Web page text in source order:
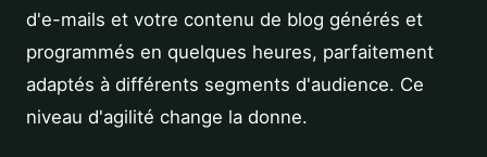
d'e-mails et votre contenu de blog générés et
programmés en quelques heures, parfaitement
adaptés à différents segments d'audience. Ce
niveau d'agilité change la donne.